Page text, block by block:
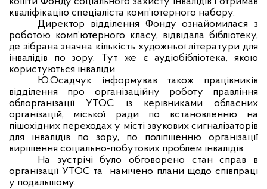
кваліфікацію спеціаліста комп’ютерного набору.
Директор відділення Фонду ознайомилася з
роботою комп’ютерного класу, відвідала бібліотеку,
де зібрана значна кількість художньої літератури для
інвалідів по зору. Тут же є аудіобібліотека, якою
користуються інваліди.
Ю.Осадчук інформував також працівників
відділення про організаційну роботу правління
облорганізації УТОС із керівниками обласних
організацій, міської ради по встановленню на
пішохідних переходах у місті звукових сигналізаторів
для інвалідів по зору, по поліпшенню організації
вирішення соціально-побутових проблем інвалідів.
На зустрічі було обговорено стан справ в
організації УТОС та
намічено плани щодо співпраці
у подальшому.